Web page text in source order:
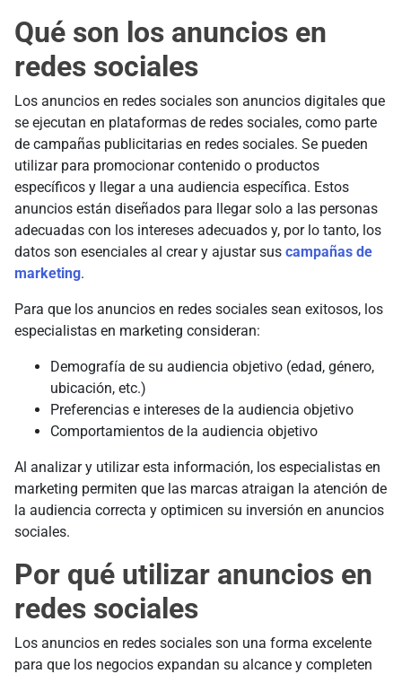
Qué son los anuncios en
redes sociales
Los anuncios en redes sociales son anuncios digitales que
se ejecutan en plataformas de redes sociales, como parte
de campañas publicitarias en redes sociales. Se pueden
utilizar para promocionar contenido o productos
específicos y llegar a una audiencia específica. Estos
anuncios están diseñados para llegar solo a las personas
adecuadas con los intereses adecuados y, por lo tanto, los
datos son esenciales al crear y ajustar sus campañas de
marketing.
Para que los anuncios en redes sociales sean exitosos, los
especialistas en marketing consideran:
Demografía de su audiencia objetivo (edad, género,
ubicación, etc.)
Preferencias e intereses de la audiencia objetivo
Comportamientos de la audiencia objetivo
Al analizar y utilizar esta información, los especialistas en
marketing permiten que las marcas atraigan la atención de
la audiencia correcta y optimicen su inversión en anuncios
sociales.
Por qué utilizar anuncios en
redes sociales
Los anuncios en redes sociales son una forma excelente
para que los negocios expandan su alcance y completen